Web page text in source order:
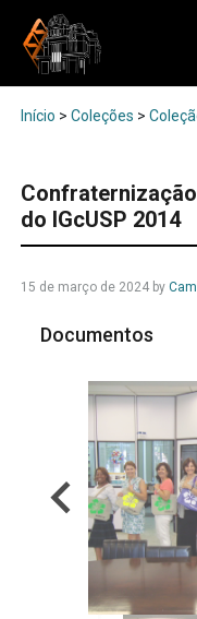
Início > Coleções >
do IGcUSP 2014
15 de março de 2024by
Documentos